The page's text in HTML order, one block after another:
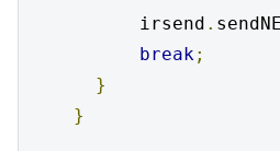
          irsend
.
break;
}
}